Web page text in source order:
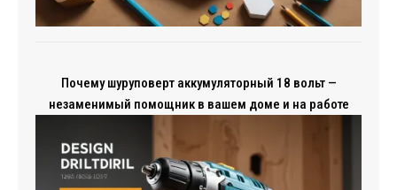
Почему шуруповерт аккумуляторный 18 вольт —
незаменимый помощник в вашем доме и на работе